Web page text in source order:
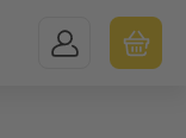
MEIN KONTO